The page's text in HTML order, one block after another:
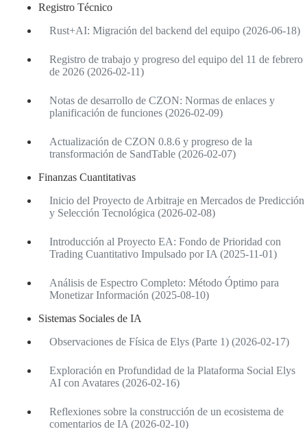
Registro Técnico
Rust+AI: Migración del backend del equipo (2026-06-18)
Registro de trabajo y progreso del equipo del 11 de febrero
de 2026 (2026-02-11)
Notas de desarrollo de CZON: Normas de enlaces y
planificación de funciones (2026-02-09)
Actualización de CZON 0.8.6 y progreso de la
transformación de SandTable (2026-02-07)
Finanzas Cuantitativas
Inicio del Proyecto de Arbitraje en Mercados de Predicción
y Selección Tecnológica (2026-02-08)
Introducción al Proyecto EA: Fondo de Prioridad con
Trading Cuantitativo Impulsado por IA (2025-11-01)
Análisis de Espectro Completo: Método Óptimo para
Monetizar Información (2025-08-10)
Sistemas Sociales de IA
Observaciones de Física de Elys (Parte 1) (2026-02-17)
Exploración en Profundidad de la Plataforma Social Elys
AI con Avatares (2026-02-16)
Reflexiones sobre la construcción de un ecosistema de
comentarios de IA (2026-02-10)